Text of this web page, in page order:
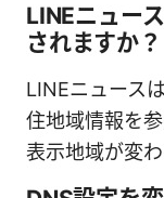
LINEニュー
されますか？
LINEニュース
住地域情報を
表示地域が変